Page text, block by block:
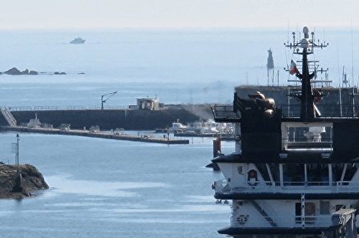
Exporter toutes les colonnes
Exporter uniquement les colonnes affichées
Menu
>
Les portraits
La presse en parle
Agenda
Les événements